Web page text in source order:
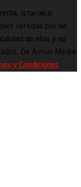
Iztacalco.
vertidas por las
de ellas y no
De Armas Media
y Condiciones